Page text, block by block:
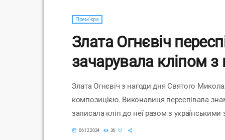
Прем`єра
Злата Огнєвіч
зачарувала кліпом з
Злата Огнєвіч з нагоди дня Святого
композицією. Виконавиця переспівала
записала кліп до неї разом з
з'явилася 6 грудня на її YouTube-каналі.
today 06.12.2024 36